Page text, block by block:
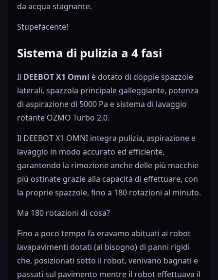
da acqua stagnante.
Stupefacente!
Sistema di pulizia a 4 fasi
Il DEEBOT X1 Omni è dotato di doppie spazzole
laterali, spazzola principale galleggiante, potenza
di aspirazione di 5000 Pa e sistema di lavaggio
rotante OZMO Turbo 2.0.
Il DEEBOT X1 OMNI integra pulizia, aspirazione e
lavaggio in modo accurato ed efficiente,
garantendo la rimozione anche delle più macchie
più ostinate grazie alla capacità di effettuare, con
la proprie spazzole, fino a 180 rotazioni al minuto.
Ma 180 rotazioni di cosa?
Fino a poco tempo fa eravamo abituati ai robot
lavapavimenti dotati (al bisogno) di panni rigidi
che, posizionati sotto il robot, venivano bagnati e
passati sul pavimento mentre il robot effettuava il